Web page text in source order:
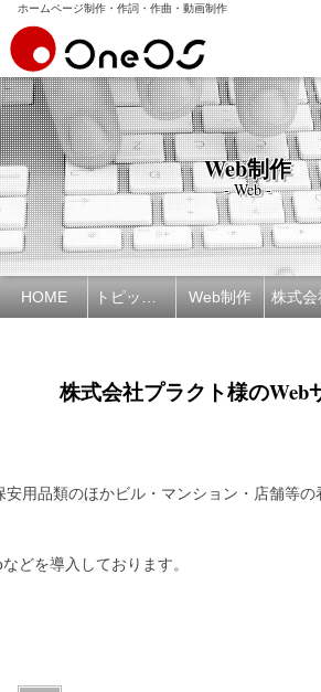
ホームページ制作・作詞・作曲・動画制作
Web制作
- Web -
HOME Web制作
株式会社プラクト様のWeb
用品類のほかビル・マンション・店舗等
どを導入しております。